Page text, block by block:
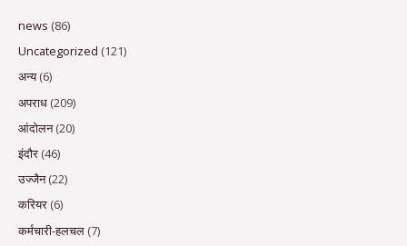
news (86)
Uncategorized (121)
अन्य(6)
अपराध (209)
आंदोलन(20)
इंदौर (46)
उज्जैन(22)
करियर (6)
कर्मचारी-हलचल (7)